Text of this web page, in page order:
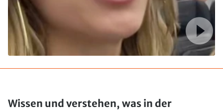
Wissen und verstehen, was in der